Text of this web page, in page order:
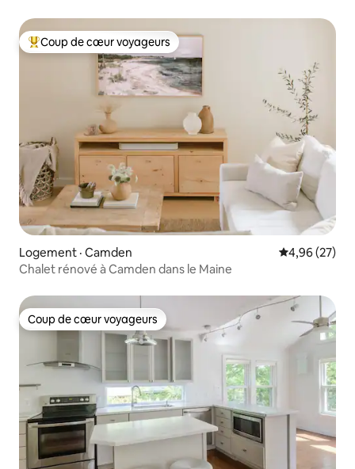
Coup de cœur voyageurs parmi les plus aimés
Coup de cœur voyageurs
Logement · Camden Note
4,96 (27)
Chalet rénové à Camden dans le Maine
Coup de cœur voyageurs
Coup de cœur voyageurs